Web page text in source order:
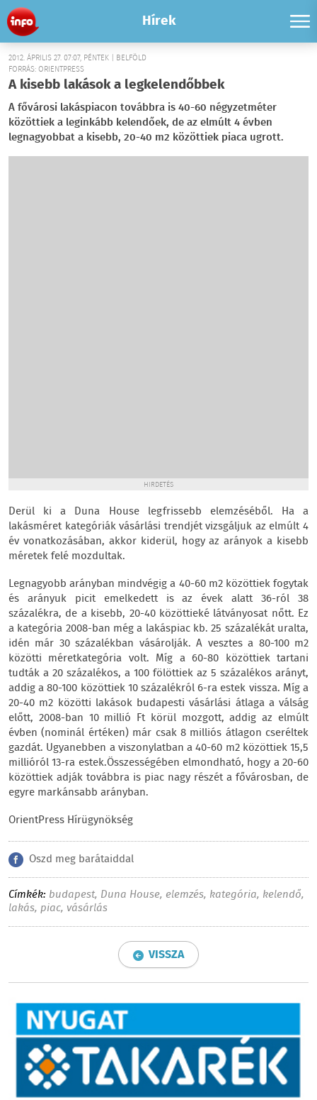
Hírek
2012. ÁPRILIS 27. 07:07, PÉNTEK | BELFÖLD
FORRÁS: ORIENTPRESS
A kisebb lakások a legkelendőbbek
A fővárosi lakáspiacon továbbra is 40-60 négyzetméter
közöttiek a leginkább kelendőek, de az elmúlt 4 évben
legnagyobbat a kisebb, 20-40 m2 közöttiek piaca ugrott.
HIRDETÉS
Derül ki a Duna House legfrissebb elemzéséből. Ha a
lakásméret kategóriák vásárlási trendjét vizsgáljuk az elmúlt 4
év vonatkozásában, akkor kiderül, hogy az arányok a kisebb
méretek felé mozdultak.
Legnagyobb arányban mindvégig a 40-60 m2 közöttiek fogytak
és arányuk picit emelkedett is az évek alatt 36-ról 38
százalékra, de a kisebb, 20-40 közöttieké látványosat nőtt. Ez
a kategória 2008-ban még a lakáspiac kb. 25 százalékát uralta,
idén már 30 százalékban vásárolják. A vesztes a 80-100 m2
közötti méretkategória volt. Míg a 60-80 közöttiek tartani
tudták a 20 százalékos, a 100 fölöttiek az 5 százalékos arányt,
addig a 80-100 közöttiek 10 százalékról 6-ra estek vissza. Míg a
20-40 m2 közötti lakások budapesti vásárlási átlaga a válság
előtt, 2008-ban 10 millió Ft körül mozgott, addig az elmúlt
évben (nominál értéken) már csak 8 milliós átlagon cseréltek
gazdát. Ugyanebben a viszonylatban a 40-60 m2 közöttiek 15,5
millióról 13-ra estek.Összességében elmondható, hogy a 20-60
közöttiek adják továbbra is piac nagy részét a fővárosban, de
egyre markánsabb arányban.
OrientPress Hírügynökség
Oszd meg barátaiddal
Címkék: budapest, Duna House, elemzés, kategória, kelendő,
lakás, piac, vásárlás
VISSZA